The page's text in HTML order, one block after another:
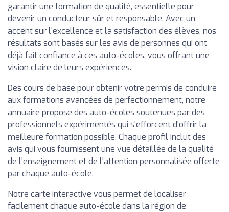
garantir une formation de qualité, essentielle pour
devenir un conducteur sûr et responsable. Avec un
accent sur l'excellence et la satisfaction des élèves, nos
résultats sont basés sur les avis de personnes qui ont
déjà fait confiance à ces auto-écoles, vous offrant une
vision claire de leurs expériences.
Des cours de base pour obtenir votre permis de conduire
aux formations avancées de perfectionnement, notre
annuaire propose des auto-écoles soutenues par des
professionnels expérimentés qui s'efforcent d'offrir la
meilleure formation possible. Chaque profil inclut des
avis qui vous fournissent une vue détaillée de la qualité
de l'enseignement et de l'attention personnalisée offerte
par chaque auto-école.
Notre carte interactive vous permet de localiser
facilement chaque auto-école dans la région de